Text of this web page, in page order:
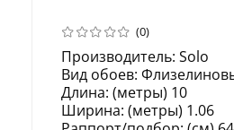
(0)
Производитель: Solo
Вид обоев:
Длина: (метры) 10
Ширина: (метры) 1.06